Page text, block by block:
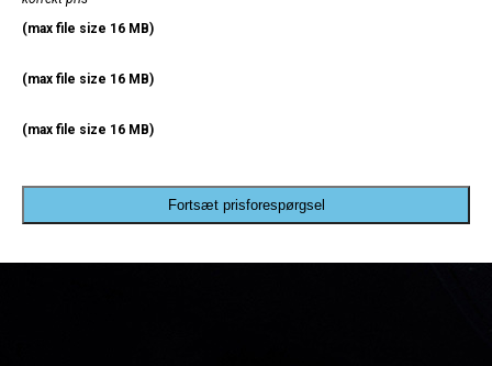
(max file size 16 MB)
(max file size 16 MB)
(max file size 16 MB)
Fortsæt prisforespørgsel